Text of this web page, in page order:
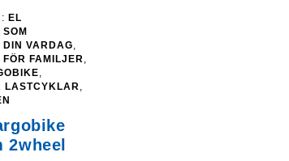
EL
DIN VARDAG,
FAMILJER,
,
LASTCYKLAR,
2wheel